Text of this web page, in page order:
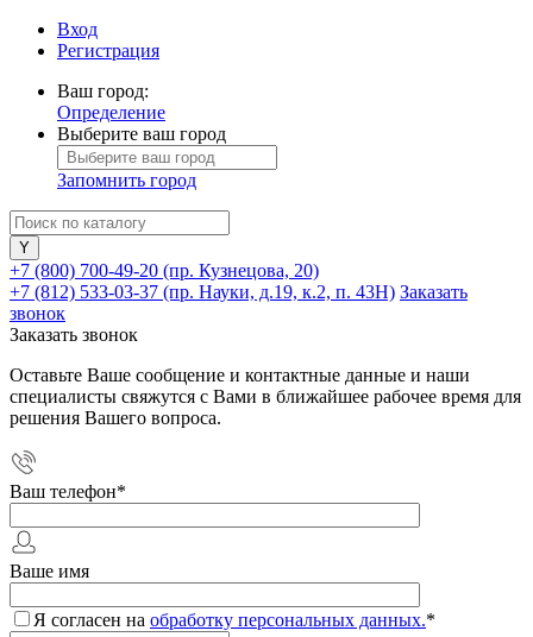
Вход
Регистрация
Ваш город:
Определение
Выберите ваш город
Запомнить город
+7 (800) 700-49-20 (пр. Кузнецова, 20)
+7 (812) 533-03-37 (пр. Науки, д.19, к.2, п. 43Н) Заказать
звонок
Заказать звонок
Оставьте Ваше сообщение и контактные данные и наши
специалисты свяжутся с Вами в ближайшее рабочее время для
решения Вашего вопроса.
Ваш телефон*
Ваше имя
Я согласен на обработку персональных данных.*